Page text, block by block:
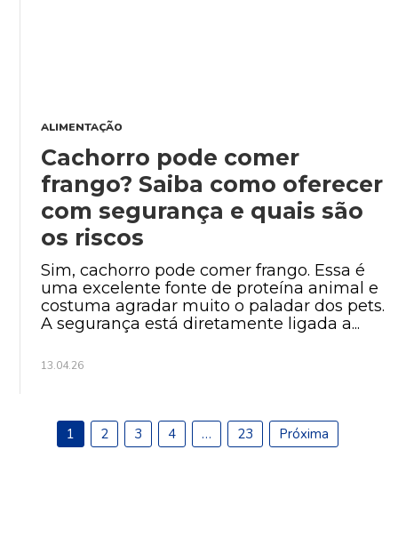
ALIMENTAÇÃO
Cachorro pode comer
frango? Saiba como oferecer
com segurança e quais são
os riscos
Sim, cachorro pode comer frango. Essa é
uma excelente fonte de proteína animal e
costuma agradar muito o paladar dos pets.
A segurança está diretamente ligada a...
13.04.26
1 2 3 4 … 23 Próxima